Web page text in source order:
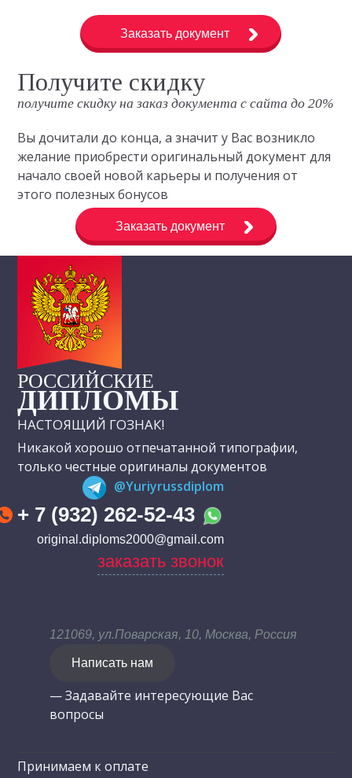
Заказать документ
Получите скидку
получите скидку на заказ документа с сайта до 20%
Вы дочитали до конца, а значит у Вас возникло
желание приобрести оригинальный документ для
начало своей новой карьеры и получения от
этого полезных бонусов
Заказать документ
РОССИЙСКИЕ
ДИПЛОМЫ
НАСТОЯЩИЙ ГОЗНАК!
Никакой хорошо отпечатанной типографии,
только честные оригиналы документов
@Yuriyrussdiplom
+ 7 (932) 262-52-43
original.diploms2000@gmail.com
заказать звонок
121069, ул.Поварская, 10, Москва, Россия
Написать нам
— Задавайте интересующие Вас
вопросы
Принимаем к оплате